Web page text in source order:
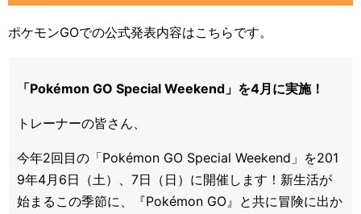
ポケモンGOでの公式発表内容はこちらです。
「Pokémon GO Special Weekend」を4月に実施！
トレーナーの皆さん、
今年2回目の「Pokémon GO Special Weekend」を201
9年4月6日（土）、7日（日）に開催します！新生活が
始まるこの季節に、『Pokémon GO』と共に冒険に出か